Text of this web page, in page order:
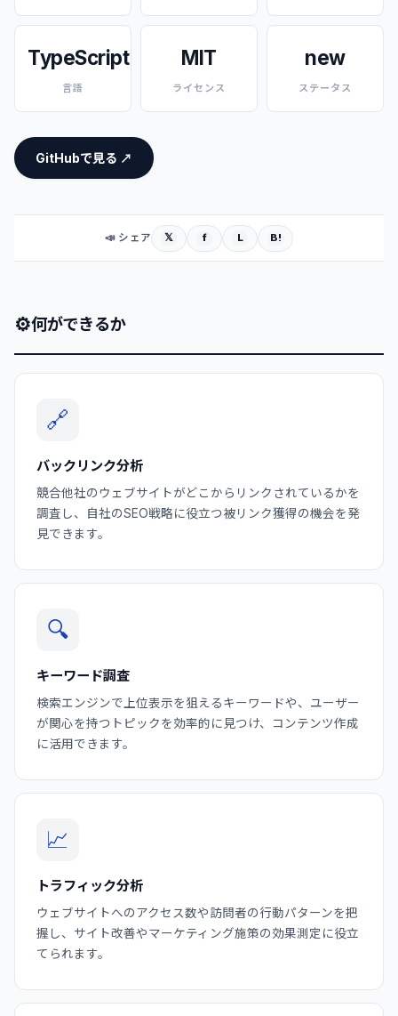
TypeScript
言語
MIT
ライセンス
new
ステータス
GitHubで見る ↗
📣 シェア 𝕏 f L B!
⚙何ができるか
🔗
バックリンク分析
競合他社のウェブサイトがどこからリンクされているかを
調査し、自社のSEO戦略に役立つ被リンク獲得の機会を発
見できます。
🔍
キーワード調査
検索エンジンで上位表示を狙えるキーワードや、ユーザー
が関心を持つトピックを効率的に見つけ、コンテンツ作成
に活用できます。
📈
トラフィック分析
ウェブサイトへのアクセス数や訪問者の行動パターンを把
握し、サイト改善やマーケティング施策の効果測定に役立
てられます。